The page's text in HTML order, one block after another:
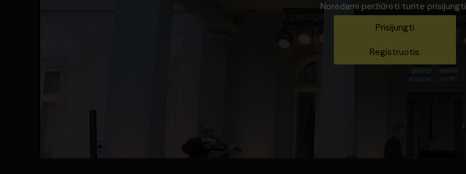
Norėdami peržiūrėti turite prisijungti
Prisijungti
Registruotis